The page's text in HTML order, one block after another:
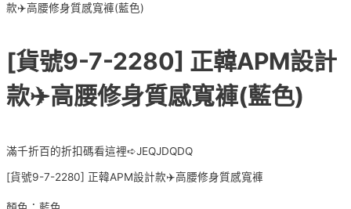
款✈️高腰修身質感寬褲(藍色)
[貨號9-7-2280] 正韓APM設計
款✈️高腰修身質感寬褲(藍色)
滿千折百的折扣碼看這裡➪JEQJDQDQ
[貨號9-7-2280] 正韓APM設計款✈️高腰修身質感寬褲